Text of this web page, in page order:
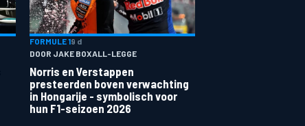
FORMULE 19 d
DOOR JAKE BOXALL-LEGGE
Norris en Verstappen
presteerden boven verwachting
in Hongarije - symbolisch voor
hun F1-seizoen 2026